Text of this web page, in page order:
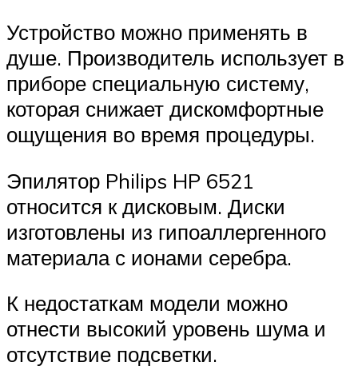
Устройство можно применять в
душе. Производитель использует в
приборе специальную систему,
которая снижает дискомфортные
ощущения во время процедуры.
Эпилятор Philips HP 6521
относится к дисковым. Диски
изготовлены из гипоаллергенного
материала с ионами серебра.
К недостаткам модели можно
отнести высокий уровень шума и
отсутствие подсветки.